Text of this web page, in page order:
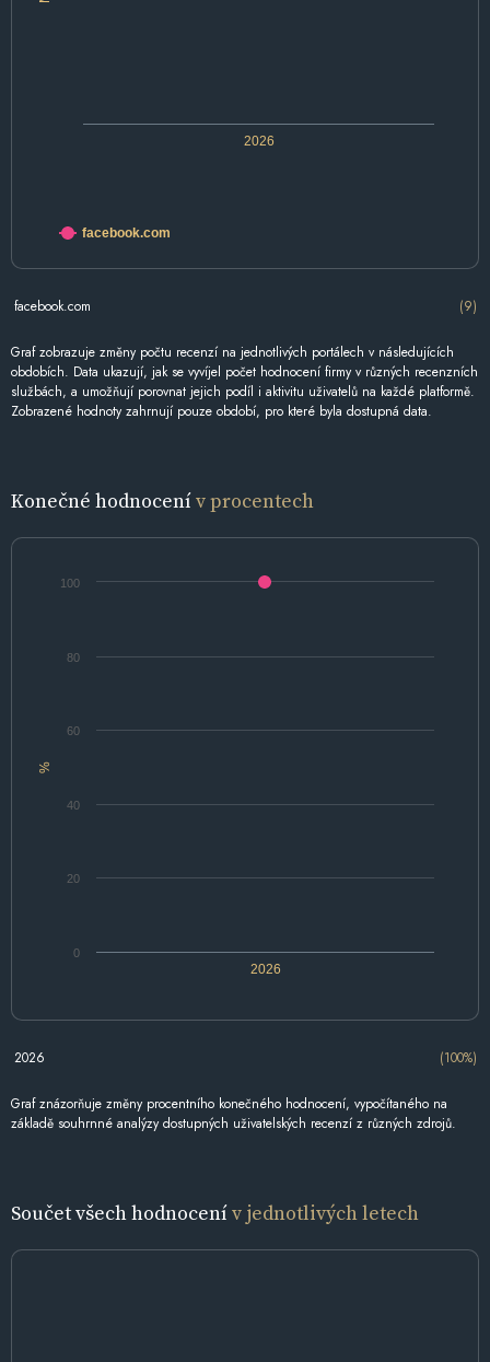
2026
facebook.com
facebook.com (9)
Graf zobrazuje změny počtu recenzí na jednotlivých portálech v následujících
obdobích. Data ukazují, jak se vyvíjel počet hodnocení firmy v různých recenzních
službách, a umožňují porovnat jejich podíl i aktivitu uživatelů na každé platformě.
Zobrazené hodnoty zahrnují pouze období, pro které byla dostupná data.
Konečné hodnocenív procentech
%
2026
0
20
40
60
80
100
2026 (100%)
Graf znázorňuje změny procentního konečného hodnocení, vypočítaného na
základě souhrnné analýzy dostupných uživatelských recenzí z různých zdrojů.
Součet všech hodnocenív jednotlivých letech